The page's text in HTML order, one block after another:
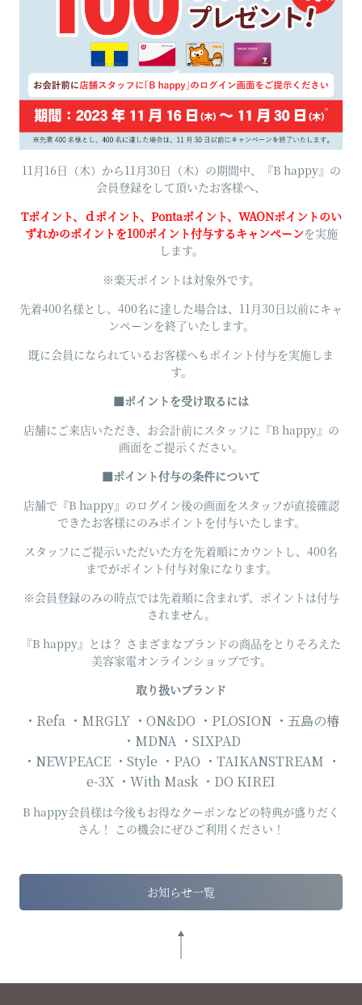
11月16日（木）から11月30日（木）の期間中、『B happy』の
会員登録をして頂いたお客様へ、
Tポイント、ｄポイント、Pontaポイント、WAONポイントのい
ずれかのポイントを100ポイント付与するキャンペーンを実施
します。
※楽天ポイントは対象外です。
先着400名様とし、400名に達した場合は、11月30日以前にキャ
ンペーンを終了いたします。
既に会員になられているお客様へもポイント付与を実施しま
す。
■ポイントを受け取るには
店舗にご来店いただき、お会計前にスタッフに『B happy』の
画面をご提示ください。
■ポイント付与の条件について
店舗で『B happy』のログイン後の画面をスタッフが直接確認
できたお客様にのみポイントを付与いたします。
スタッフにご提示いただいた方を先着順にカウントし、400名
までがポイント付与対象になります。
※会員登録のみの時点では先着順に含まれず、ポイントは付与
されません。
『B happy』とは？ さまざまなブランドの商品をとりそろえた
美容家電オンラインショップです。
取り扱いブランド
・Refa ・MRGLY ・ON&DO ・PLOSION ・五島の椿
・MDNA ・SIXPAD
・NEWPEACE ・Style ・PAO ・TAIKANSTREAM ・
e-3X ・With Mask ・DO KIREI
B happy会員様は今後もお得なクーポンなどの特典が盛りだく
さん！ この機会にぜひご利用ください！
お知らせ一覧